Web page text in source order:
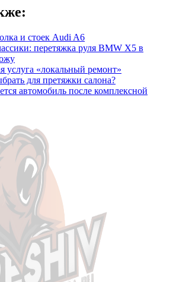
и стоек Audi A6
перетяжка руля BMW X5 в
услуга «локальный ремонт»
для претяжки салона?
автомобиль после комплексной